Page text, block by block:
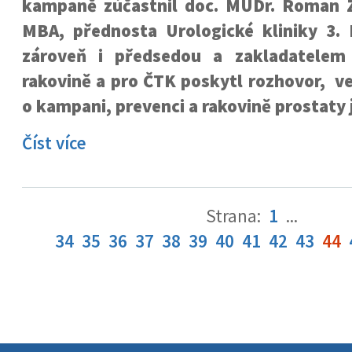
kampaně zúčastnil doc. MUDr. Roman
MBA, přednosta Urologické kliniky
zároveň i předsedou a
rakovině a pro ČTK poskytl rozhovor,
o kampani, prevenci a rakovině prostaty
Číst více
Strana: 1 ...
34 35 36 37 38 39 40 41 42 43 44